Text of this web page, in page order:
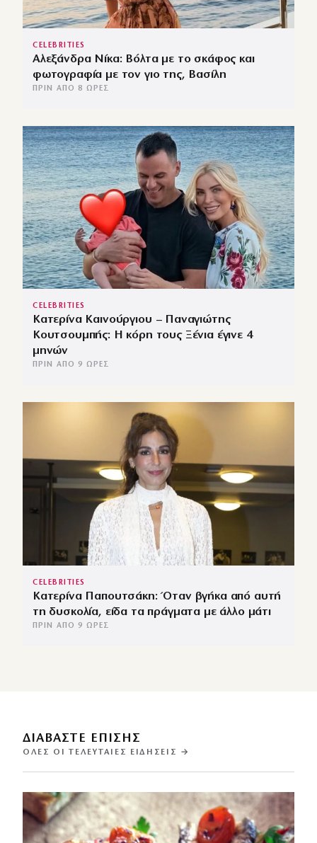
CELEBRITIES
Αλεξάνδρα Νίκα: Βόλτα με το σκάφος και
φωτογραφία με τον γιο της, Βασίλη
ΠΡΙΝ ΑΠΌ 8 ΏΡΕΣ
CELEBRITIES
Κατερίνα Καινούργιου – Παναγιώτης
Κουτσουμπής: Η κόρη τους Ξένια έγινε 4
μηνών
ΠΡΙΝ ΑΠΌ 9 ΏΡΕΣ
CELEBRITIES
Κατερίνα Παπουτσάκη: Όταν βγήκα από αυτή
τη δυσκολία, είδα τα πράγματα με άλλο μάτι
ΠΡΙΝ ΑΠΌ 9 ΏΡΕΣ
ΔΙΑΒΑΣΤΕ ΕΠΙΣΗΣ
ΌΛΕΣ ΟΙ ΤΕΛΕΥΤΑΊΕΣ ΕΙΔΉΣΕΙΣ →